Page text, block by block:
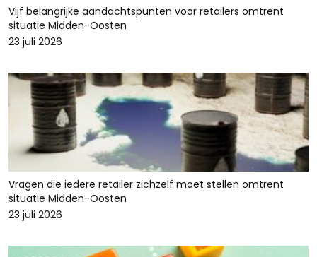
Vijf belangrijke aandachtspunten voor retailers omtrent
situatie Midden-Oosten
23 juli 2026
Vragen die iedere retailer zichzelf moet stellen omtrent
situatie Midden-Oosten
23 juli 2026